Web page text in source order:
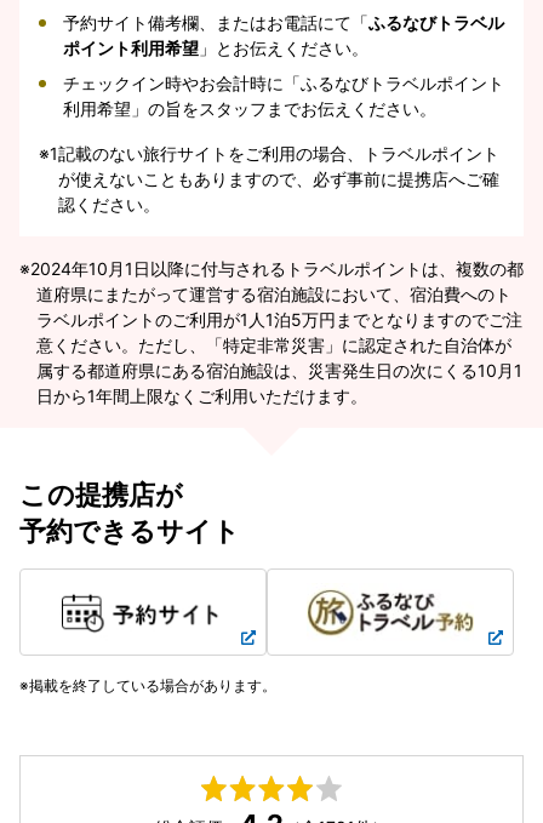
予約サイト備考欄、またはお電話にて「ふるなびトラベル
ポイント利用希望 」とお伝えください。
チェックイン時やお会計時に「ふるなびトラベルポイント
利用希望」の旨をスタッフまでお伝えください。
※1記載のない旅行サイトをご利用の場合、トラベルポイント
が使えないこともありますので、必ず事前に提携店へご確
認ください。
2024年10月1日以降に付与されるトラベルポイントは、複数の都
道府県にまたがって運営する宿泊施設において、宿泊費へのト
ラベルポイントのご利用が1人1泊5万円までとなりますのでご注
意ください。ただし、「特定非常災害」に認定された自治体が
属する都道府県にある宿泊施設は、災害発生日の次にくる10月1
日から1年間上限なくご利用いただけます。
この提携店が
予約できるサイト
掲載を終了している場合があります。